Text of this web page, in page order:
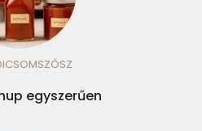
egyszerűen